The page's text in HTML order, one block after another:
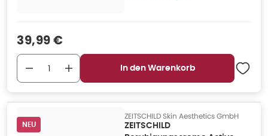
Verkaufspreis
39,99 €
In den Warenkorb
NEU
ZEITSCHILD Skin Aesthetics GmbH
ZEITSCHILD